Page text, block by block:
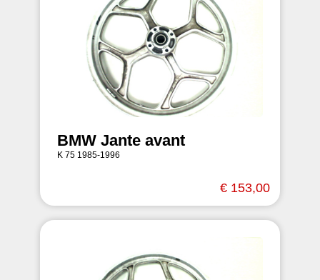
BMW Jante avant
K 75 1985-1996
€ 153,00